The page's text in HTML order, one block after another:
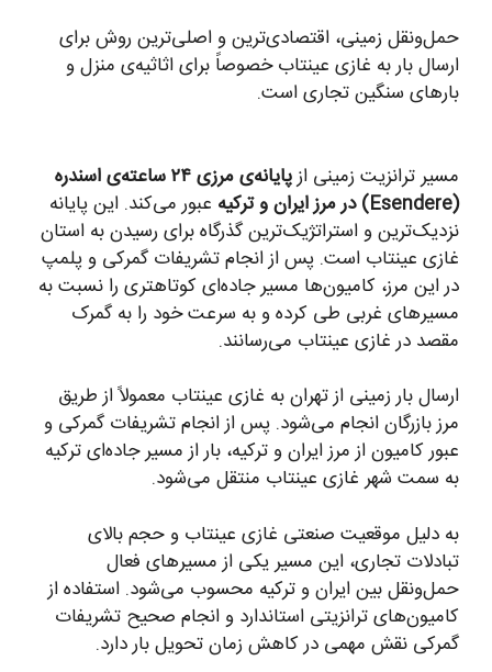
حمل‌ونقل زمینی، اقتصادی‌ترین و اصلی‌ترین روش برای
ارسال بار به غازی عینتاب خصوصاً برای اثاثیه‌ی منزل و
بارهای سنگین تجاری است.
مسیر ترانزیت زمینی از
پایانه‌ی مرزی ۲۴ ساعته‌ی اسندره
(Esendere) در مرز ایران و ترکیه
عبور می‌کند. این پایانه
نزدیک‌ترین و استراتژیک‌ترین گذرگاه برای رسیدن به استان
غازی عینتاب است. پس از انجام تشریفات گمرکی و پلمپ
در این مرز، کامیون‌ها مسیر جاده‌ای کوتاه‍تری را نسبت به
مسیرهای غربی طی کرده و به سرعت خود را به گمرک
مقصد در غازی عینتاب می‌رسانند.
ارسال بار زمینی از تهران به غازی عینتاب معمولاً از طریق
مرز بازرگان انجام می‌شود. پس از انجام تشریفات گمرکی و
عبور کامیون از مرز ایران و ترکیه، بار از مسیر جاده‌ای ترکیه
به سمت شهر غازی عینتاب منتقل می‌شود.
به دلیل موقعیت صنعتی غازی عینتاب و حجم بالای
تبادلات تجاری، این مسیر یکی از مسیرهای فعال
حمل‌ونقل بین ایران و ترکیه محسوب می‌شود. استفاده از
کامیون‌های ترانزیتی استاندارد و انجام صحیح تشریفات
گمرکی نقش مهمی در کاهش زمان تحویل بار دارد.